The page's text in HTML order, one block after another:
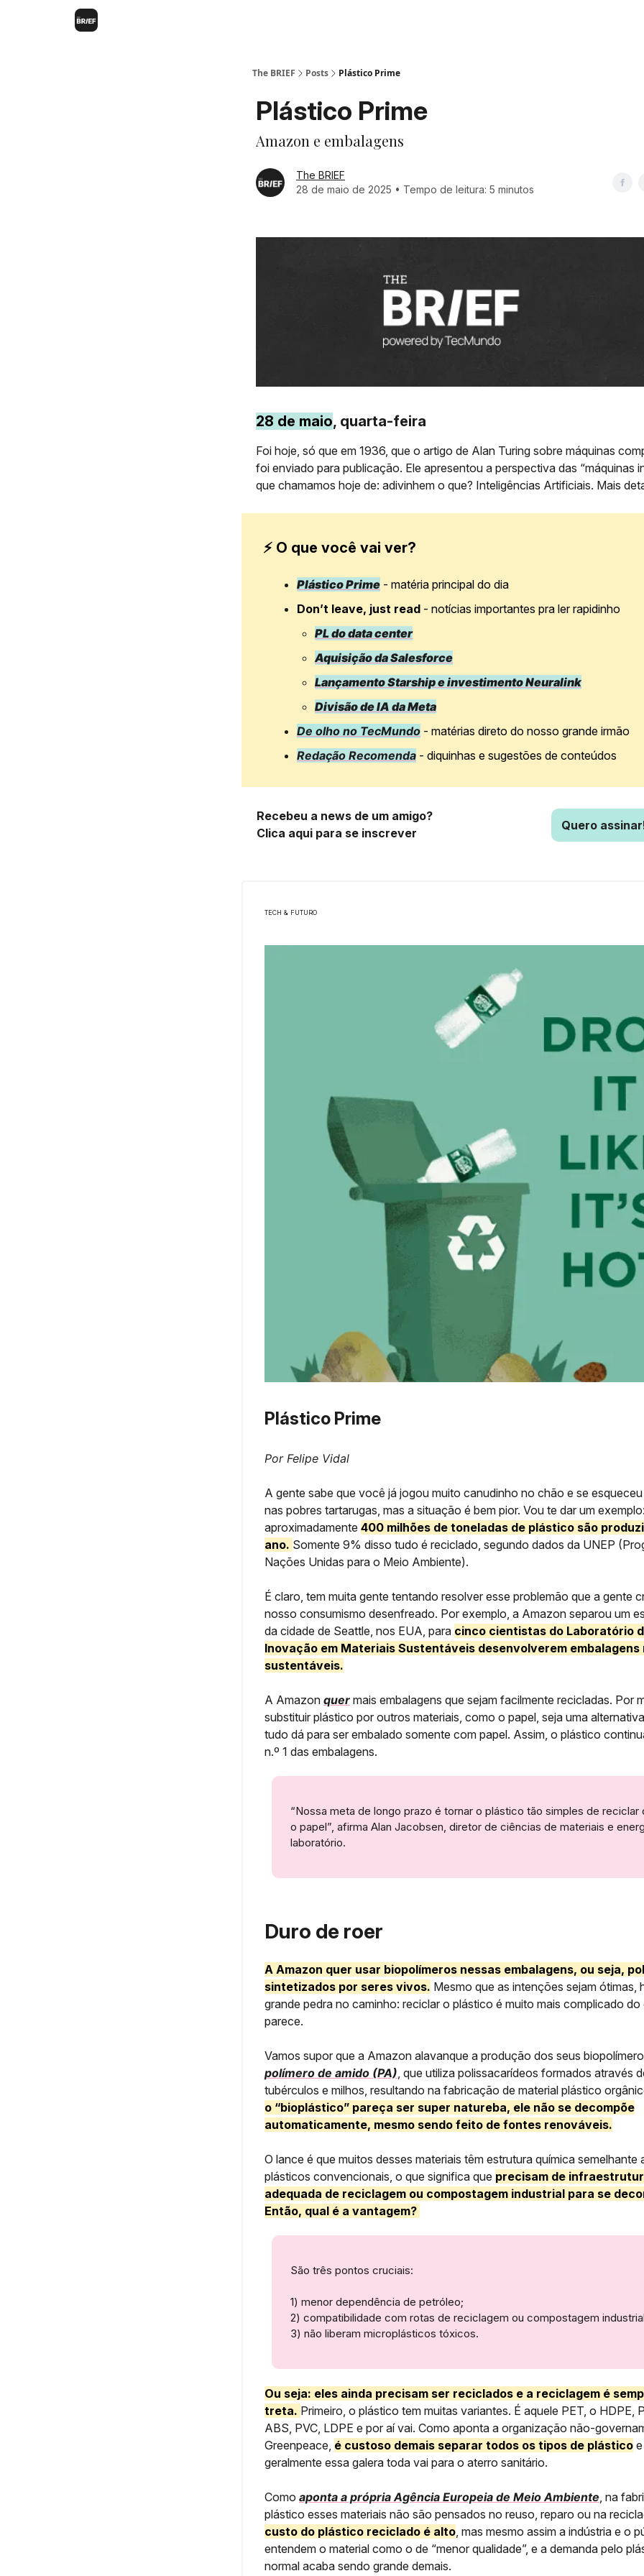
The BRIEF Posts Plástico Prime
Plástico Prime
Amazon e embalagens
The BRIEF
28 de maio de 2025 • Tempo de leitura: 5 minutos
28 de maio, quarta-feira
Foi hoje, só que em 1936, que o artigo de Alan Turing sobre máquinas
foi enviado para publicação. Ele apresentou a perspectiva das “máquinas
que chamamos hoje de: adivinhem o que? Inteligências Artificiais. Mais
⚡ O que você vai ver?
Plástico Prime - matéria principal do dia
Don’t leave, just read - notícias importantes pra ler rapidinho
PL do data center
Aquisição da Salesforce
Lançamento Starship e investimento Neuralink
Divisão de IA da Meta
De olho no TecMundo - matérias direto do nosso grande irmão
Redação Recomenda - diquinhas e sugestões de conteúdos
Recebeu a news de um amigo?
Clica aqui para se inscrever
Quero
TECH & FUTURO
Plástico Prime
Por Felipe Vidal
A gente sabe que você já jogou muito canudinho no chão e se
nas pobres tartarugas, mas a situação é bem pior. Vou te dar um
aproximadamente 400 milhões de toneladas de plástico são
ano. Somente 9% disso tudo é reciclado, segundo dados da UNEP
Nações Unidas para o Meio Ambiente).
É claro, tem muita gente tentando resolver esse problemão que a gente
nosso consumismo desenfreado. Por exemplo, a Amazon separou um
da cidade de Seattle, nos EUA, para cinco cientistas do Laboratório
Inovação em Materiais Sustentáveis desenvolverem embalagens
sustentáveis.
A Amazon quer mais embalagens que sejam facilmente recicladas. Por
substituir plástico por outros materiais, como o papel, seja uma
tudo dá para ser embalado somente com papel. Assim, o plástico
n.º 1 das embalagens.
“Nossa meta de longo prazo é tornar o plástico tão simples de reciclar
o papel”, afirma Alan Jacobsen, diretor de ciências de materiais e
laboratório.
Duro de roer
A Amazon quer usar biopolímeros nessas embalagens, ou seja,
sintetizados por seres vivos. Mesmo que as intenções sejam ótimas,
grande pedra no caminho: reciclar o plástico é muito mais complicado do
parece.
Vamos supor que a Amazon alavanque a produção dos seus
polímero de amido (PA) , que utiliza polissacarídeos formados através
tubérculos e milhos, resultando na fabricação de material plástico
o “bioplástico” pareça ser super natureba, ele não se decompõe
automaticamente, mesmo sendo feito de fontes renováveis.
O lance é que muitos desses materiais têm estrutura química semelhante
plásticos convencionais, o que significa que precisam de
adequada de reciclagem ou compostagem industrial para se
Então, qual é a vantagem?
São três pontos cruciais:
1) menor dependência de petróleo;
2) compatibilidade com rotas de reciclagem ou compostagem
3) não liberam microplásticos tóxicos.
Ou seja: eles ainda precisam ser reciclados e a reciclagem é
treta. Primeiro, o plástico tem muitas variantes. É aquele PET, o HDPE,
ABS, PVC, LDPE e por aí vai. Como aponta a organização não-
Greenpeace, é custoso demais separar todos os tipos de plástico e
geralmente essa galera toda vai para o aterro sanitário.
Como aponta a própria Agência Europeia de Meio Ambiente , na
plástico esses materiais não são pensados no reuso, reparo ou na
custo do plástico reciclado é alto , mas mesmo assim a indústria e o
entendem o material como o de “menor qualidade”, e a demanda pelo
normal acaba sendo grande demais.